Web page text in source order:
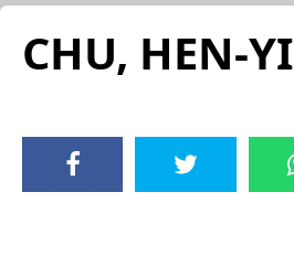
CHU, HEN-YI